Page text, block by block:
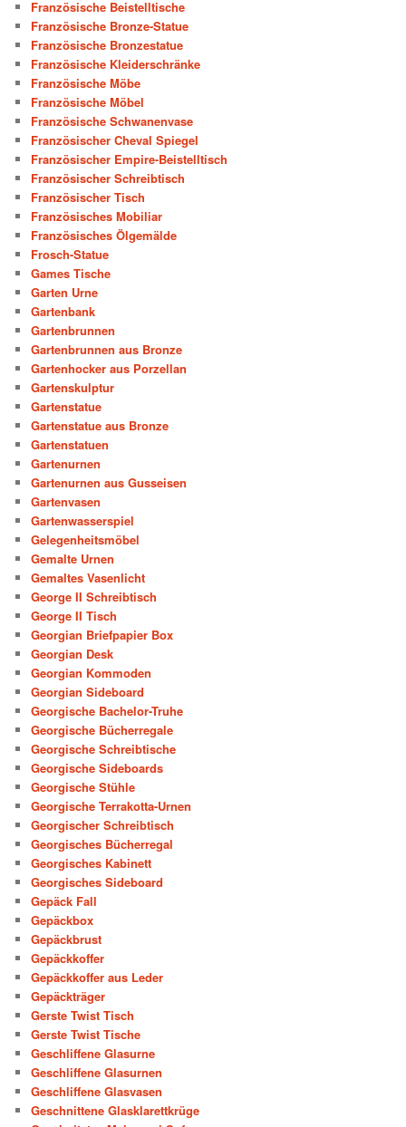
Französische Beistelltische
Französische Bronze-Statue
Französische Bronzestatue
Französische Kleiderschränke
Französische Möbe
Französische Möbel
Französische Schwanenvase
Französischer Cheval Spiegel
Französischer Empire-Beistelltisch
Französischer Schreibtisch
Französischer Tisch
Französisches Mobiliar
Französisches Ölgemälde
Frosch-Statue
Games Tische
Garten Urne
Gartenbank
Gartenbrunnen
Gartenbrunnen aus Bronze
Gartenhocker aus Porzellan
Gartenskulptur
Gartenstatue
Gartenstatue aus Bronze
Gartenstatuen
Gartenurnen
Gartenurnen aus Gusseisen
Gartenvasen
Gartenwasserspiel
Gelegenheitsmöbel
Gemalte Urnen
Gemaltes Vasenlicht
George II Schreibtisch
George II Tisch
Georgian Briefpapier Box
Georgian Desk
Georgian Kommoden
Georgian Sideboard
Georgische Bachelor-Truhe
Georgische Bücherregale
Georgische Schreibtische
Georgische Sideboards
Georgische Stühle
Georgische Terrakotta-Urnen
Georgischer Schreibtisch
Georgisches Bücherregal
Georgisches Kabinett
Georgisches Sideboard
Gepäck Fall
Gepäckbox
Gepäckbrust
Gepäckkoffer
Gepäckkoffer aus Leder
Gepäckträger
Gerste Twist Tisch
Gerste Twist Tische
Geschliffene Glasurne
Geschliffene Glasurnen
Geschliffene Glasvasen
Geschnittene Glasklarettkrüge